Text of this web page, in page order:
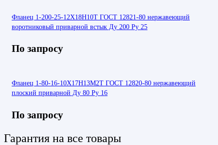
Фланец 1-200-25-12Х18Н10Т ГОСТ 12821-80 нержавеющий
воротниковый приварной встык Ду 200 Ру 25
По запросу
Фланец 1-80-16-10Х17Н13М2Т ГОСТ 12820-80 нержавеющий
плоский приварной Ду 80 Ру 16
По запросу
Гарантия на все товары